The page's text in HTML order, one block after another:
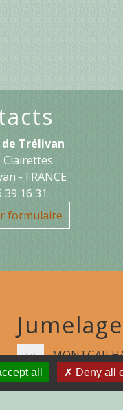
Trélivan
Clairettes
- FRANCE
39 16 31
formulaire
all Deny all